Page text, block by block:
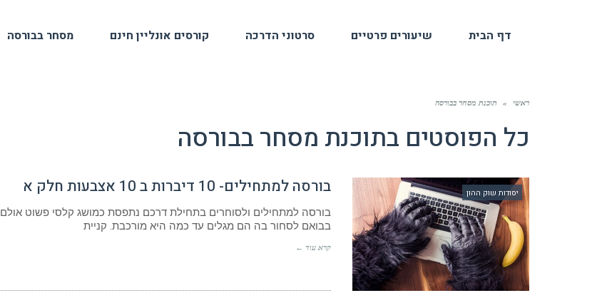
דף הבית שיעורים פרטיים סרטוני הדרכה קורסים אונליין חינם מסחר בבורסה
ראשי » תוכנת מסחר בבורסה
כל הפוסטים בתוכנת מסחר בבורסה
יסודות שוק ההון בורסה למתחילים- 10 דיברות ב 10 אצבעות חלק א
בורסה למתחילים ולסוחרים בתחילת דרכם נתפסת כמושג קלסי פשוט אולם
בבואם לסחור בה הם מגלים עד כמה היא מורכבת. קניית
קרא עוד ←